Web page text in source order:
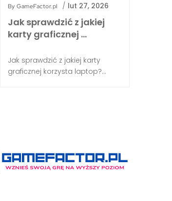
Tyle wystarczy, by zakończyć podłączenie
korzystać z internetu w domu. Jak
routera? Połączenie kablowe przez Ethernet:
ByGameFactor.pl / lut 27, 2026
Jak sprawdzić z jakiej
karty graficznej …
Jak sprawdzić z jakiej karty
graficznej korzysta laptop?...